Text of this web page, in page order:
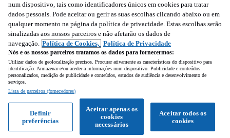
Ligar WhatsApp
Experimenta a aplicação
num dispositivo, tais como identificadores únicos em cookies para tratar
dados pessoais. Pode aceitar ou gerir as suas escolhas clicando abaixo ou em
qualquer momento na página da política de privacidade. Estas escolhas serão
sinalizadas aos nossos parceiros e não afetarão os dados de
navegação. Política de Cookies, Política de Privacidade
Nós e os nossos parceiros tratamos os dados para fornecermos:
Utilizar dados de geolocalização precisos. Procurar ativamente as características do dispositivo para
identificação. Armazenar e/ou aceder a informações num dispositivo. Publicidade e conteúdos
personalizados, medição de publicidade e conteúdos, estudos de audiência e desenvolvimento de
serviços.
Lista de parceiros (fornecedores)
Aceitar todos os
cookies
Aceitar apenas os
cookies
necessários
Definir
preferências